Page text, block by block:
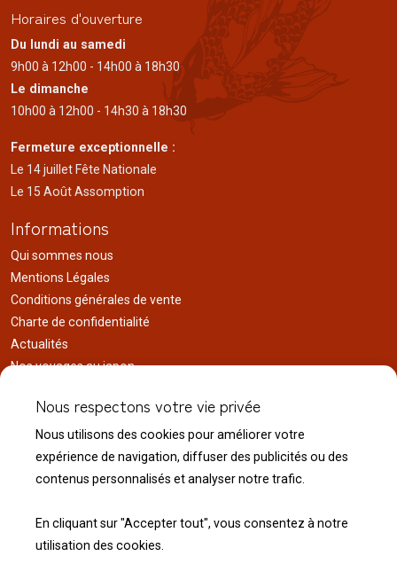
Horaires d'ouverture
Du lundi au samedi
9h00 à 12h00 - 14h00 à 18h30
Le dimanche
10h00 à 12h00 - 14h30 à 18h30
Fermeture exceptionnelle :
Le 14 juillet Fête Nationale
Le 15 Août Assomption
Informations
Qui sommes nous
Mentions Légales
Conditions générales de vente
Charte de confidentialité
Actualités
Nos voyages au japon
Liens utiles
Service client
Nous contacter
Modalité de retour
Nous respectons votre vie privée
Nous utilisons des cookies pour améliorer votre
expérience de navigation, diffuser des publicités ou des
contenus personnalisés et analyser notre trafic.
En cliquant sur "Accepter tout", vous consentez à notre
utilisation des cookies.